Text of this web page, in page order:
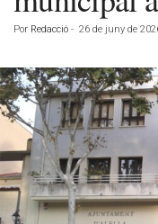
Por Redacció - 26 de juny de